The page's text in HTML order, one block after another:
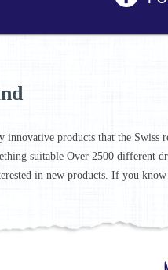
products that the Swiss
suitable Over 2500 different
in new products. If you